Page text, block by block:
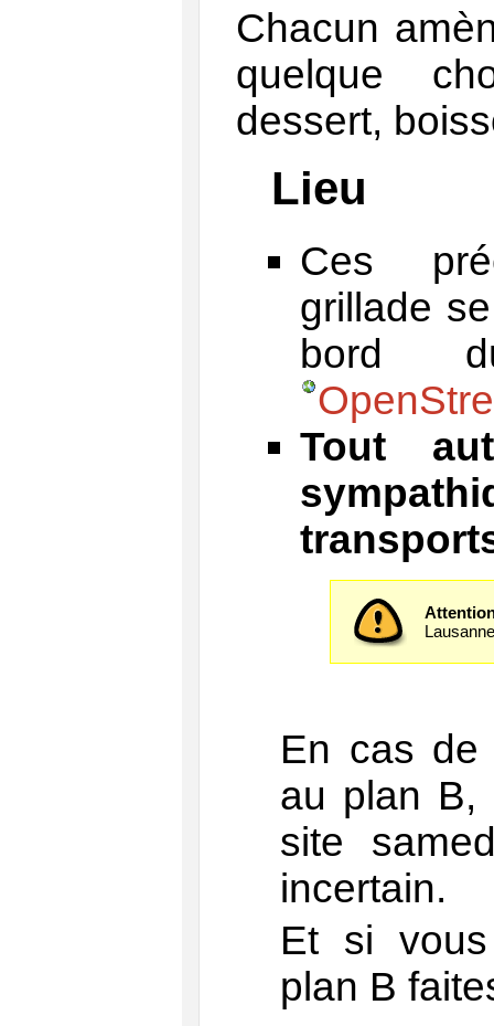
Chacun
quelque
dessert,
Lieu
Ces
grillade
bord
Tout
En cas de
au plan B,
site
incertain.
Et si
plan B